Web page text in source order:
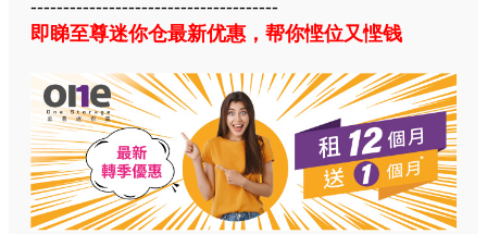
--------------------------------------
即睇至尊迷你仓最新优惠，帮你悭位又悭钱